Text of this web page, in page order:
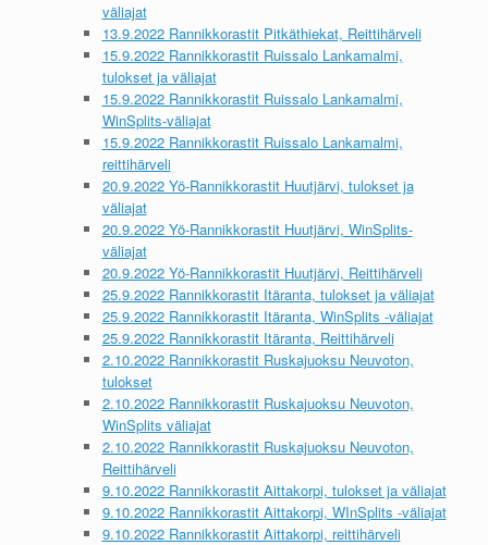
väliajat
13.9.2022 Rannikkorastit Pitkäthiekat, Reittihärveli
15.9.2022 Rannikkorastit Ruissalo Lankamalmi,
tulokset ja väliajat
15.9.2022 Rannikkorastit Ruissalo Lankamalmi,
WinSplits-väliajat
15.9.2022 Rannikkorastit Ruissalo Lankamalmi,
reittihärveli
20.9.2022 Yö-Rannikkorastit Huutjärvi, tulokset ja
väliajat
20.9.2022 Yö-Rannikkorastit Huutjärvi, WinSplits-
väliajat
20.9.2022 Yö-Rannikkorastit Huutjärvi, Reittihärveli
25.9.2022 Rannikkorastit Itäranta, tulokset ja väliajat
25.9.2022 Rannikkorastit Itäranta, WinSplits -väliajat
25.9.2022 Rannikkorastit Itäranta, Reittihärveli
2.10.2022 Rannikkorastit Ruskajuoksu Neuvoton,
tulokset
2.10.2022 Rannikkorastit Ruskajuoksu Neuvoton,
WinSplits väliajat
2.10.2022 Rannikkorastit Ruskajuoksu Neuvoton,
Reittihärveli
9.10.2022 Rannikkorastit Aittakorpi, tulokset ja väliajat
9.10.2022 Rannikkorastit Aittakorpi, WInSplits -väliajat
9.10.2022 Rannikkorastit Aittakorpi, reittihärveli